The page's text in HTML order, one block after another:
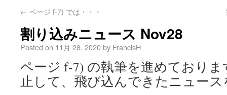
← ページ f-7) では・・・
割り込みニュース Nov28
Posted on 11月 28, 2020by FrancisH
ページ f-7) の執筆を進めており
止して、飛び込んできたニュー